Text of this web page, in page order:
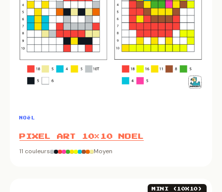
NOëL
PIXEL ART 10×10 NOEL
11 couleurs Moyen
MINI (10X10)